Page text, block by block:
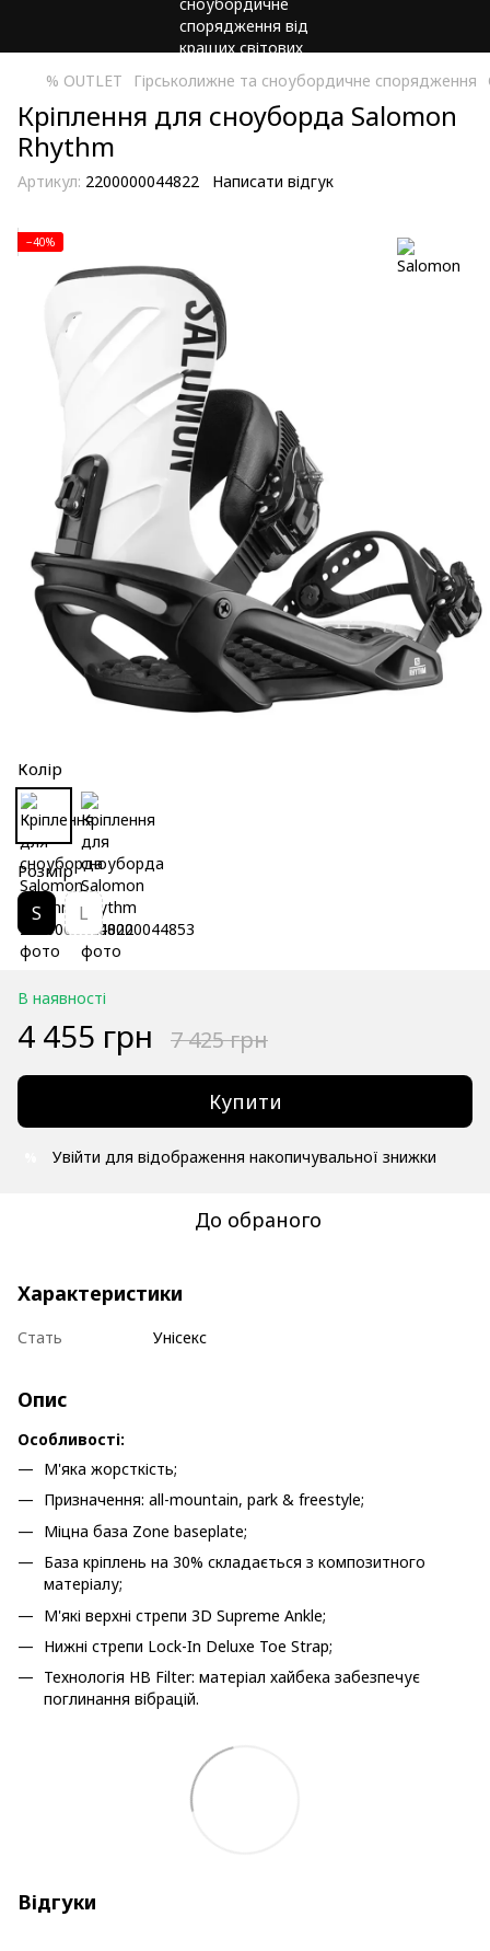
% OUTLET Гірськолижне та сноубордичне спорядження
Кріплення для сноуборда Salomon
Rhythm
Артикул: 2200000044822 Написати відгук
−40%
Колір
Розмір
S L
В наявності
4 455 грн 7 425 грн
Купити
Увійти для відображення накопичувальної знижки
До обраного
Характеристики
Стать Унісекс
Опис
Особливості:
М'яка жорсткість;
Призначення: all-mountain, park & ​​freestyle;
Міцна база Zone baseplate;
База кріплень на 30% складається з композитного
матеріалу;
М'які верхні стрепи 3D Supreme Ankle;
Нижні стрепи Lock-In Deluxe Toe Strap;
Технологія HB Filter: матеріал хайбека забезпечує
поглинання вібрацій.
Відгуки